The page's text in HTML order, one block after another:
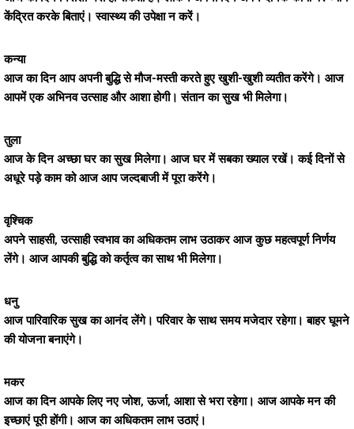
केंद्रित करके बिताएं। स्वास्थ्य की उपेक्षा न करें।
कन्या
आज का दिन आप अपनी बुद्धि से मौज-मस्ती करते हुए खुशी-खुशी व्यतीत करेंगे। आज
आपमें एक अभिनव उत्साह और आशा होगी। संतान का सुख भी मिलेगा।
तुला
आज के दिन अच्छा घर का सुख मिलेगा। आज घर में सबका ख्याल रखें। कई दिनों से
अधूरे पड़े काम को आज आप जल्दबाजी में पूरा करेंगे।
वृश्चिक
अपने साहसी, उत्साही स्वभाव का अधिकतम लाभ उठाकर आज कुछ महत्वपूर्ण निर्णय
लेंगे। आज आपकी बुद्धि को कर्तृत्व का साथ भी मिलेगा।
धनु
आज पारिवारिक सुख का आनंद लेंगे। परिवार के साथ समय मजेदार रहेगा। बाहर घूमने
की योजना बनाएंगे।
मकर
आज का दिन आपके लिए नए जोश, ऊर्जा, आशा से भरा रहेगा। आज आपके मन की
इच्छाएं पूरी होंगी। आज का अधिकतम लाभ उठाएं।